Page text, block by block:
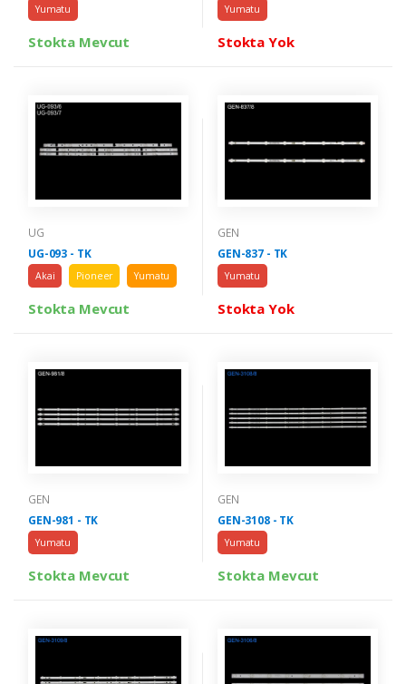
Yumatu
Stokta Mevcut
Yumatu
Stokta Yok
UG
UG-093 - TK
Akai Pioneer Yumatu
Stokta Mevcut
GEN
GEN-837 - TK
Yumatu
Stokta Yok
GEN
GEN-981 - TK
Yumatu
Stokta Mevcut
GEN
GEN-3108 - TK
Yumatu
Stokta Mevcut